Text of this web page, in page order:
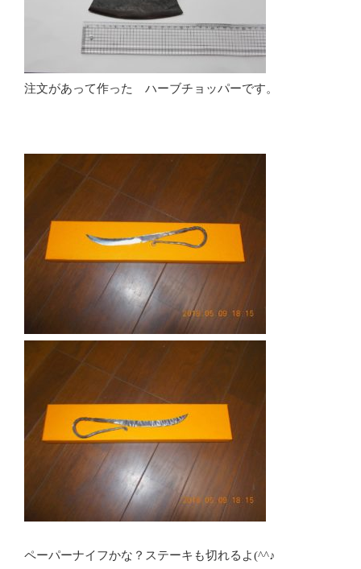
注文があって作った ハーブチョッパーです。
ペーパーナイフかな？ステーキも切れるよ(^^♪